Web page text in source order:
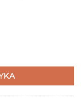
| Xiaomi Mi